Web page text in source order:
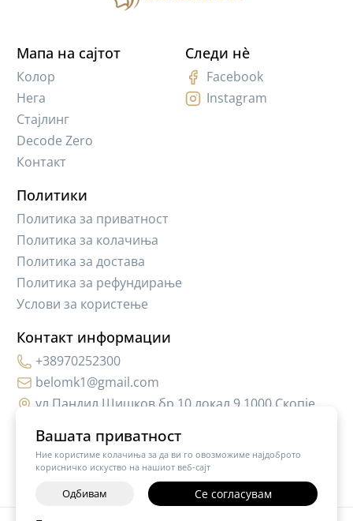
Вашата приватност
Ние користиме колачиња за да ви го овозможиме најдоброто
корисничко искуство на нашиот веб-сајт
Одбивам Се согласувам
Мапа на сајтот
Колор
Нега
Стајлинг
Decode Zero
Контакт
Политики
Политика за приватност
Политика за колачиња
Политика за достава
Политика за рефундирање
Услови за користење
Контакт информации
+38970252300
belomk1@gmail.com
ул.Пандил Шишков бр.10,локал 9 1000 Скопје
Следи нè
Facebook
Instagram